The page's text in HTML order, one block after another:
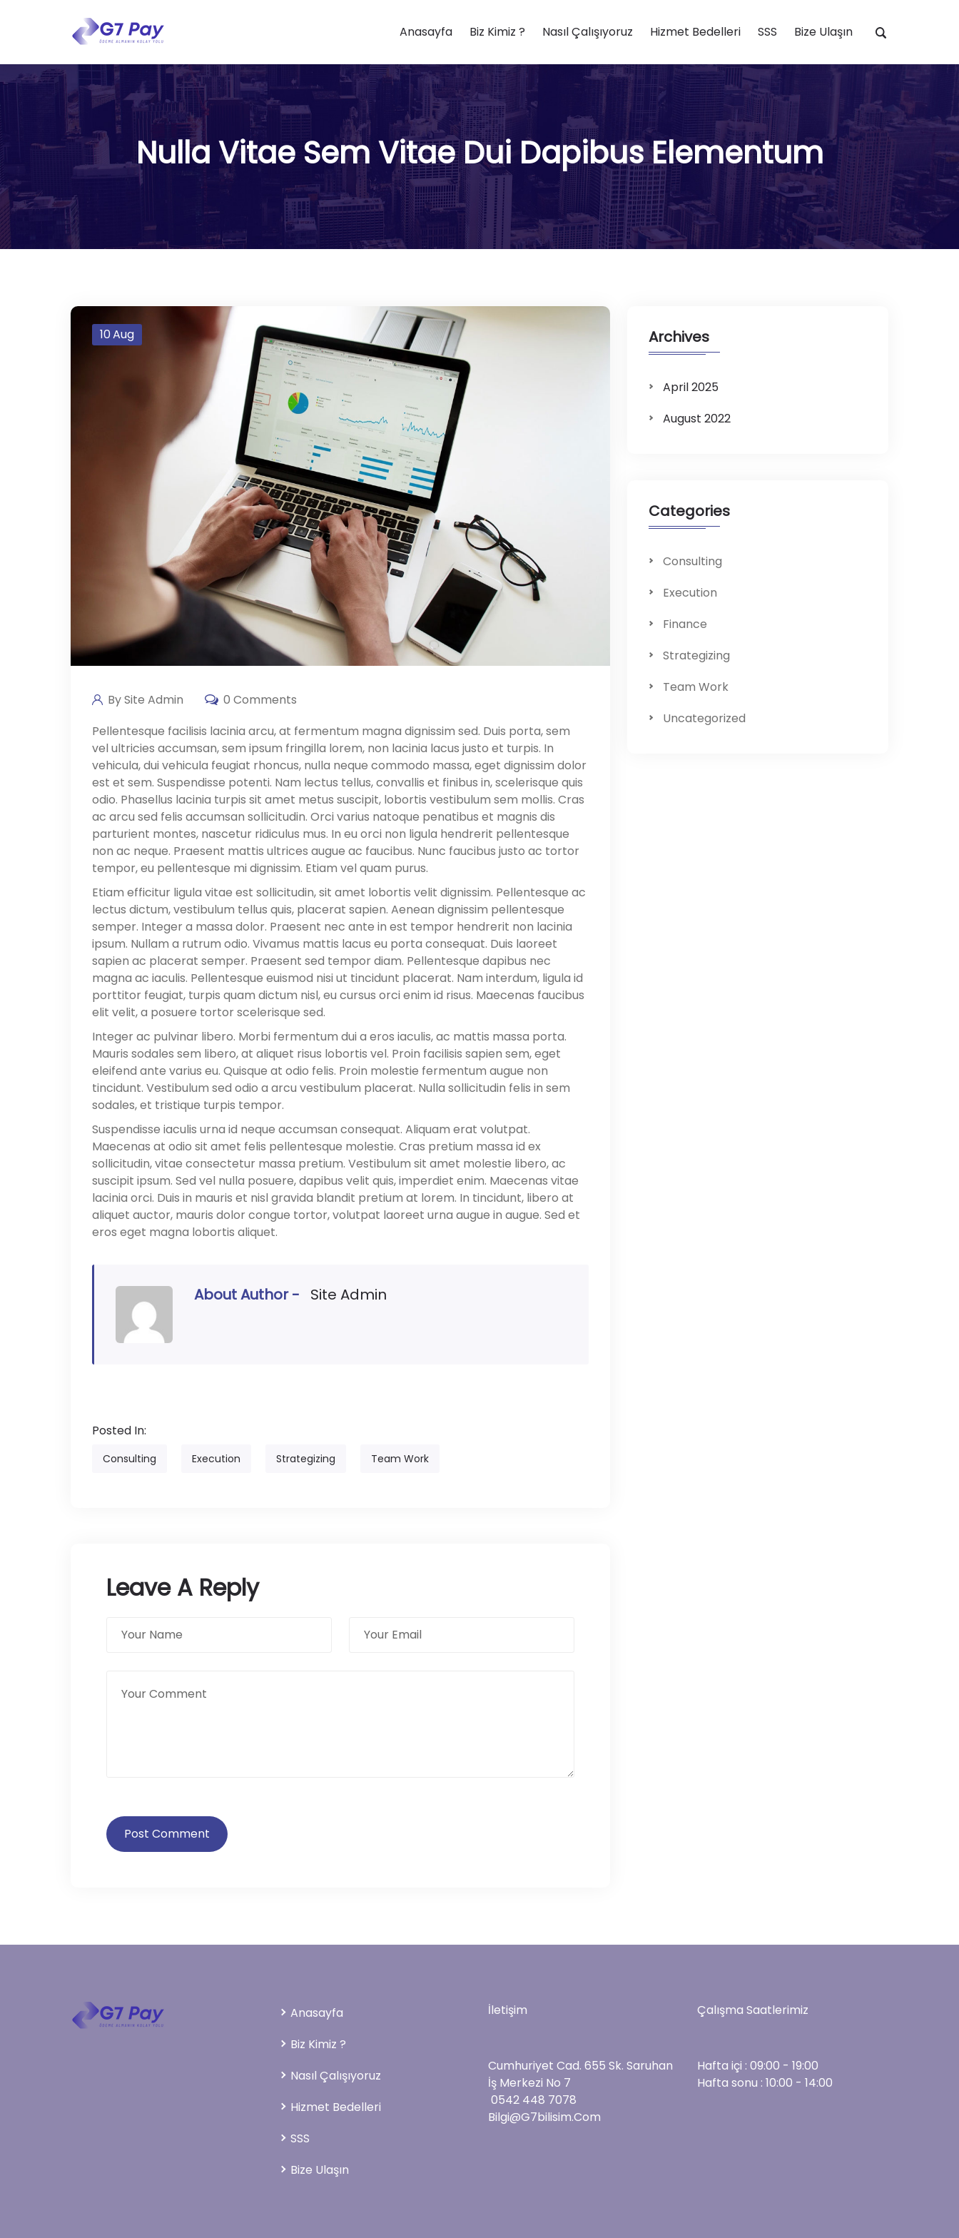
Anasayfa Biz Kimiz ? Nasıl Çalışıyoruz Hizmet Bedelleri SSS Bize Ulaşın
Nulla Vitae Sem Vitae Dui Dapibus Elementum
10Aug
By Site Admin
0 Comments
Pellentesque facilisis lacinia arcu, at fermentum magna dignissim sed. Duis porta, sem
vel ultricies accumsan, sem ipsum fringilla lorem, non lacinia lacus justo et turpis. In
vehicula, dui vehicula feugiat rhoncus, nulla neque commodo massa, eget dignissim dolor
est et sem. Suspendisse potenti. Nam lectus tellus, convallis et finibus in, scelerisque quis
odio. Phasellus lacinia turpis sit amet metus suscipit, lobortis vestibulum sem mollis. Cras
ac arcu sed felis accumsan sollicitudin. Orci varius natoque penatibus et magnis dis
parturient montes, nascetur ridiculus mus. In eu orci non ligula hendrerit pellentesque
non ac neque. Praesent mattis ultrices augue ac faucibus. Nunc faucibus justo ac tortor
tempor, eu pellentesque mi dignissim. Etiam vel quam purus.
Etiam efficitur ligula vitae est sollicitudin, sit amet lobortis velit dignissim. Pellentesque ac
lectus dictum, vestibulum tellus quis, placerat sapien. Aenean dignissim pellentesque
semper. Integer a massa dolor. Praesent nec ante in est tempor hendrerit non lacinia
ipsum. Nullam a rutrum odio. Vivamus mattis lacus eu porta consequat. Duis laoreet
sapien ac placerat semper. Praesent sed tempor diam. Pellentesque dapibus nec
magna ac iaculis. Pellentesque euismod nisi ut tincidunt placerat. Nam interdum, ligula id
porttitor feugiat, turpis quam dictum nisl, eu cursus orci enim id risus. Maecenas faucibus
elit velit, a posuere tortor scelerisque sed.
Integer ac pulvinar libero. Morbi fermentum dui a eros iaculis, ac mattis massa porta.
Mauris sodales sem libero, at aliquet risus lobortis vel. Proin facilisis sapien sem, eget
eleifend ante varius eu. Quisque at odio felis. Proin molestie fermentum augue non
tincidunt. Vestibulum sed odio a arcu vestibulum placerat. Nulla sollicitudin felis in sem
sodales, et tristique turpis tempor.
Suspendisse iaculis urna id neque accumsan consequat. Aliquam erat volutpat.
Maecenas at odio sit amet felis pellentesque molestie. Cras pretium massa id ex
sollicitudin, vitae consectetur massa pretium. Vestibulum sit amet molestie libero, ac
suscipit ipsum. Sed vel nulla posuere, dapibus velit quis, imperdiet enim. Maecenas vitae
lacinia orci. Duis in mauris et nisl gravida blandit pretium at lorem. In tincidunt, libero at
aliquet auctor, mauris dolor congue tortor, volutpat laoreet urna augue in augue. Sed et
eros eget magna lobortis aliquet.
About Author - Site Admin
Posted In:
Consulting Execution Strategizing Team Work
Leave A Reply
Archives
April 2025
August 2022
Categories
Consulting
Execution
Finance
Strategizing
Team Work
Uncategorized
Anasayfa
Biz Kimiz ?
Nasıl Çalışıyoruz
Hizmet Bedelleri
SSS
Bize Ulaşın
İletişim
Cumhuriyet Cad. 655 Sk. Saruhan
İş Merkezi No 7
0542 448 7078
Bilgi@g7bilisim.com
Çalışma Saatlerimiz
Hafta içi : 09:00 - 19:00
Hafta sonu : 10:00 - 14:00